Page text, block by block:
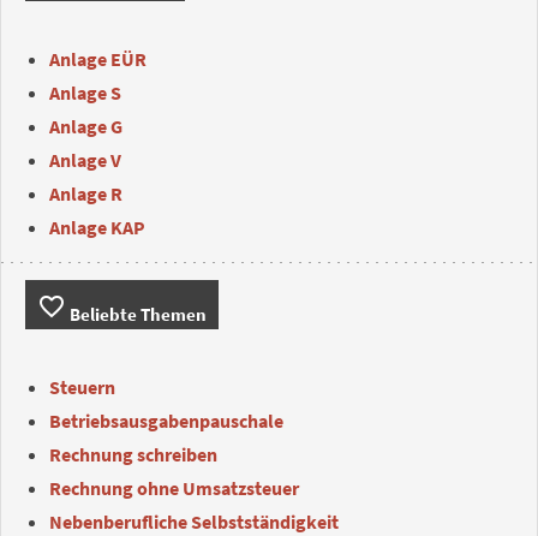
Anlage EÜR
Anlage S
Anlage G
Anlage V
Anlage R
Anlage KAP
favorite_border Beliebte Themen
Steuern
Betriebsausgabenpauschale
Rechnung schreiben
Rechnung ohne Umsatzsteuer
Nebenberufliche Selbstständigkeit